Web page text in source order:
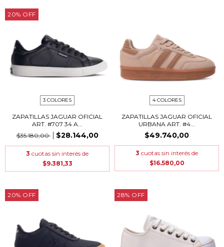
20% OFF
3 COLORES
ZAPATILLAS JAGUAR OFICIAL
ART. #707 34 A...
$35.180,00
$28.144,00
3 cuotas sin interés de
$9.381,33
4 COLORES
ZAPATILLAS JAGUAR OFICIAL
URBANA ART. #4...
$49.740,00
3 cuotas sin interés de
$16.580,00
20% OFF 28% OFF